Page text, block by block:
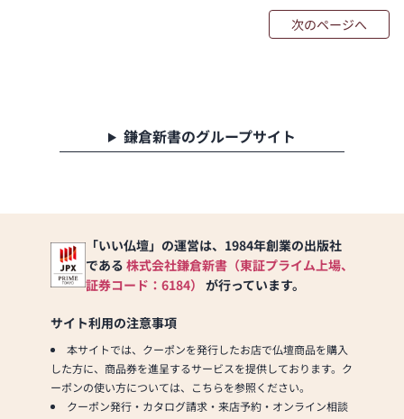
次のページへ
鎌倉新書のグループサイト
「いい仏壇」の運営は、1984年創業の出版社
である 株式会社鎌倉新書（東証プライム上場、
証券コード：6184） が行っています。
サイト利用の注意事項
本サイトでは、クーポンを発行したお店で仏壇商品を購入
した方に、商品券を進呈するサービスを提供しております。ク
ーポンの使い方については、こちらを参照ください。
クーポン発行・カタログ請求・来店予約・オンライン相談